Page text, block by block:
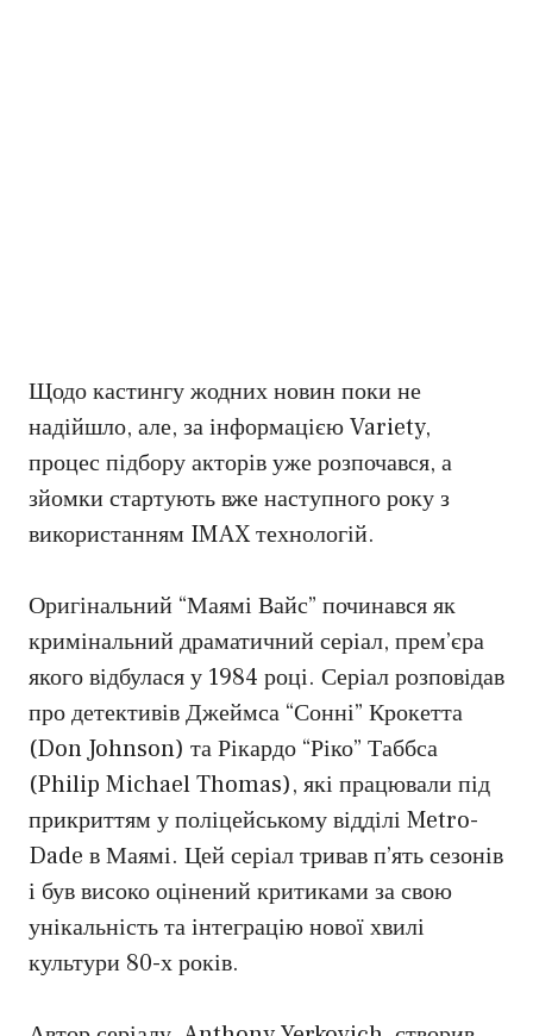
Щодо кастингу жодних новин поки не
надійшло, але, за інформацією Variety,
процес підбору акторів уже розпочався, а
зйомки стартують вже наступного року з
використанням IMAX технологій.
Оригінальний “Маямі Вайс” починався як
кримінальний драматичний серіал, прем’єра
якого відбулася у 1984 році. Серіал розповідав
про детективів Джеймса “Сонні” Крокетта
(Don Johnson) та Рікардо “Ріко” Таббса
(Philip Michael Thomas), які працювали під
прикриттям у поліцейському відділі Metro-
Dade в Маямі. Цей серіал тривав п’ять сезонів
і був високо оцінений критиками за свою
унікальність та інтеграцію нової хвилі
культури 80-х років.